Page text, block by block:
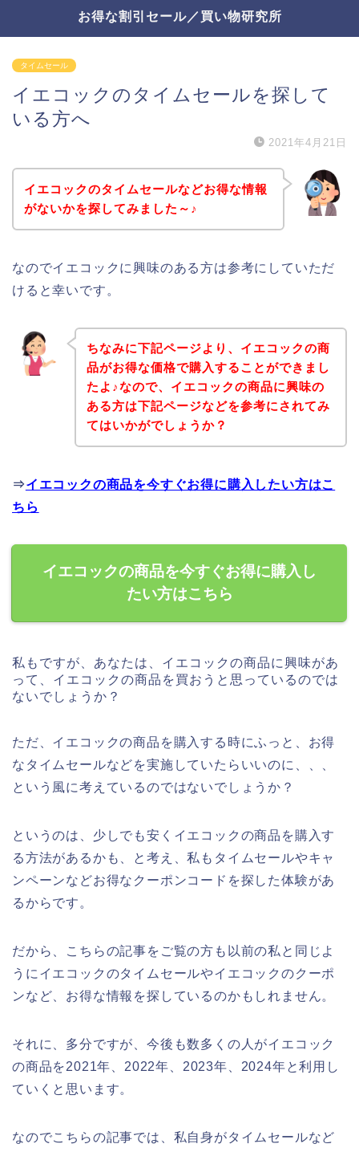
お得な割引セール／買い物研究所
タイムセール
イエコックのタイムセールを探して
いる方へ
2021年4月21日
イエコックのタイムセールなどお得な情報
がないかを探してみました～♪
なのでイエコックに興味のある方は参考にしていただ
けると幸いです。
ちなみに下記ページより、イエコックの商
品がお得な価格で購入することができまし
たよ♪なので、イエコックの商品に興味の
ある方は下記ページなどを参考にされてみ
てはいかがでしょうか？
⇒イエコックの商品を今すぐお得に購入したい方はこ
ちら
イエコックの商品を今すぐお得に購入し
たい方はこちら
私もですが、あなたは、イエコックの商品に興味があ
って、イエコックの商品を買おうと思っているのでは
ないでしょうか？
ただ、イエコックの商品を購入する時にふっと、お得
なタイムセールなどを実施していたらいいのに、、、
という風に考えているのではないでしょうか？
というのは、少しでも安くイエコックの商品を購入す
る方法があるかも、と考え、私もタイムセールやキャ
ンペーンなどお得なクーポンコードを探した体験があ
るからです。
だから、こちらの記事をご覧の方も以前の私と同じよ
うにイエコックのタイムセールやイエコックのクーポ
ンなど、お得な情報を探しているのかもしれません。
それに、多分ですが、今後も数多くの人がイエコック
の商品を2021年、2022年、2023年、2024年と利用し
ていくと思います。
なのでこちらの記事では、私自身がタイムセールなど